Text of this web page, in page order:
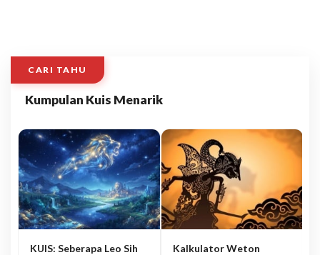
CARI TAHU
Kumpulan Kuis Menarik
KUIS: Seberapa Leo Sih
Kalkulator Weton